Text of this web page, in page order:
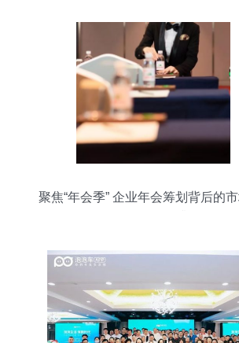
聚焦“年会季” 企业年会筹划背后的